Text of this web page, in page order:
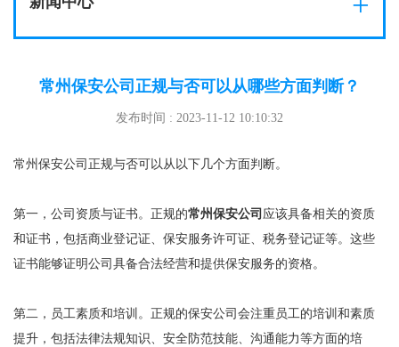
常州保安公司正规与否可以从哪些方面判断？
发布时间 : 2023-11-12 10:10:32
常州保安公司正规与否可以从以下几个方面判断。
第一，公司资质与证书。正规的常州保安公司 应该具备相关的资质
和证书，包括商业登记证、保安服务许可证、税务登记证等。这些
证书能够证明公司具备合法经营和提供保安服务的资格。
第二，员工素质和培训。正规的保安公司会注重员工的培训和素质
提升，包括法律法规知识、安全防范技能、沟通能力等方面的培